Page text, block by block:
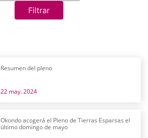
Filtrar
Resumen del pleno
22 may. 2024
Okondo acogerá el Pleno de Tierras Esparsas el
último domingo de mayo